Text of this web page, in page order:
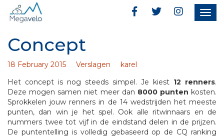
Concept
18 February 2015 Verslagen
karel
Het concept is nog steeds simpel. Je kiest 12 renners.
Deze mogen samen niet meer dan 8000 punten kosten.
Sprokkelen jouw renners in de 14 wedstrijden het meeste
punten, dan win je het spel. Ook alle ritwinnaars en de
nummers twee tot vijf in de eindstand delen in de prijzen.
De puntentelling is volledig gebaseerd op de CQ ranking